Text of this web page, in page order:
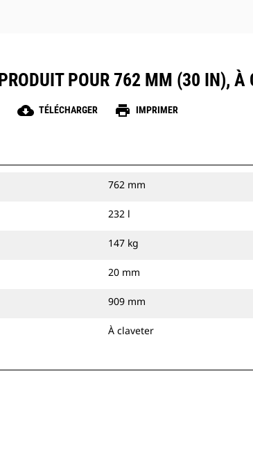
POUR 762 MM (30 IN), À
cloud_download TÉLÉCHARGER print IMPRIMER
762 mm
232 l
147 kg
20 mm
909 mm
À claveter